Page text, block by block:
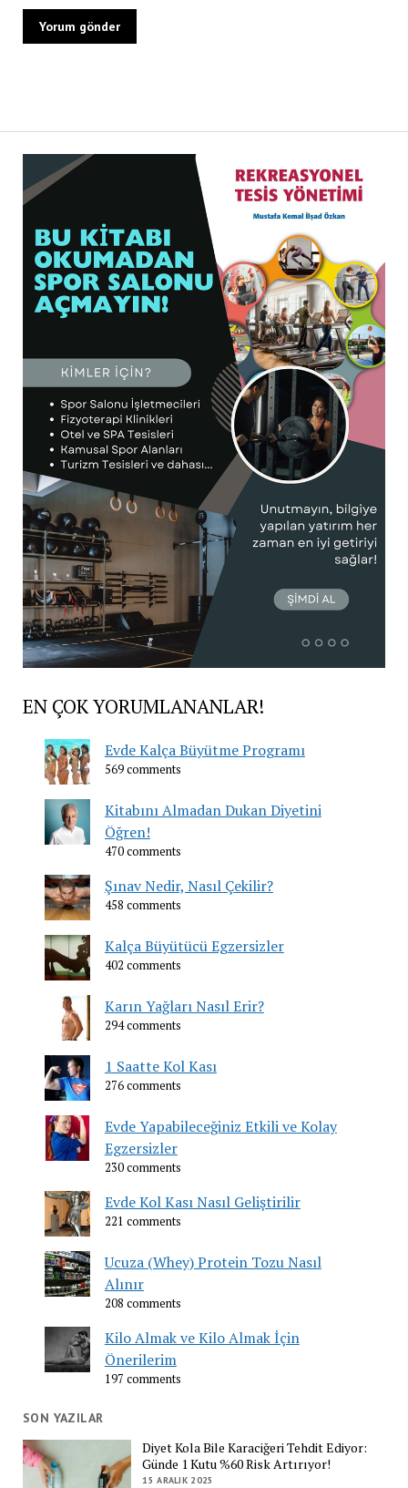
EN ÇOK YORUMLANANLAR!
Evde Kalça Büyütme Programı
569 comments
Kitabını Almadan Dukan Diyetini
Öğren!
470 comments
Şınav Nedir, Nasıl Çekilir?
458 comments
Kalça Büyütücü Egzersizler
402 comments
Karın Yağları Nasıl Erir?
294 comments
1 Saatte Kol Kası
276 comments
Evde Yapabileceğiniz Etkili ve Kolay
Egzersizler
230 comments
Evde Kol Kası Nasıl Geliştirilir
221 comments
Ucuza (Whey) Protein Tozu Nasıl
Alınır
208 comments
Kilo Almak ve Kilo Almak İçin
Önerilerim
197 comments
SON YAZILAR
Diyet Kola Bile Karaciğeri Tehdit Ediyor:
Günde 1 Kutu %60 Risk Artırıyor!
15 ARALIK 2025